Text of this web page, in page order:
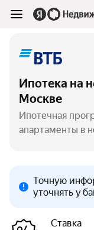
Ипотека на
Москве
Ипотечная
апартаменты в
Точную
уточнять у
Ставка